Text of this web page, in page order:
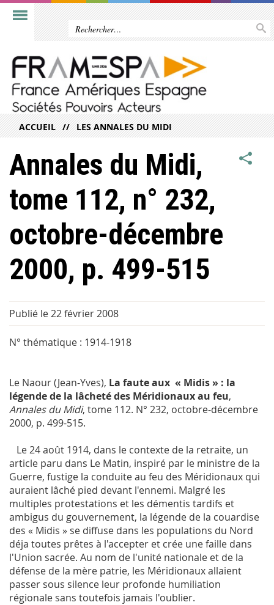
ACCUEIL LES ANNALES DU MIDI
Annales du Midi,
tome 112, n° 232,
octobre-décembre
2000, p. 499-515
Publié le 22 février 2008
N° thématique : 1914-1918
Le Naour (Jean-Yves), La faute aux « Midis » : la
légende de la lâcheté des Méridionaux au feu,
Annales du Midi, tome 112. N° 232, octobre-décembre
2000, p. 499-515.
Le 24 août 1914, dans le contexte de la retraite, un
article paru dans Le Matin, inspiré par le ministre de la
Guerre, fustige la conduite au feu des Méridionaux qui
auraient lâché pied devant l'ennemi. Malgré les
multiples protestations et les démentis tardifs et
ambigus du gouvernement, la légende de la couardise
des « Midis » se diffuse dans les populations du Nord
déja toutes prêtes à l'accepter et crée une faille dans
l'Union sacrée. Au nom de l'unité nationale et de la
défense de la mère patrie, les Méridionaux allaient
passer sous silence leur profonde humiliation
régionale sans toutefois jamais l'oublier.